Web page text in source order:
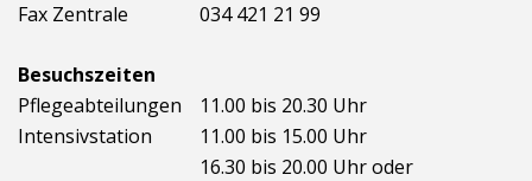
Fax Zentrale
034 421 21 99
Besuchszeiten
Pflegeabteilungen
11.00 bis 20.30 Uhr
Intensivstation
11.00 bis 15.00 Uhr
16.30 bis 20.00 Uhr oder